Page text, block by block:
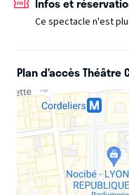
au gré de son regard
Ce spectacle n'est
Plan d’accès Théâtre